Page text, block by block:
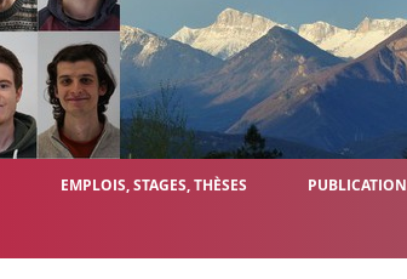
EMPLOIS, STAGES, THÈSES